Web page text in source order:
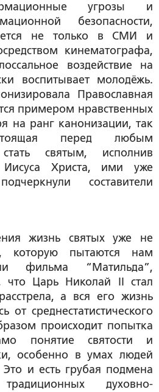
угрозы и
безопасности,
не только в СМИ и
кинематографа,
воздействие на
воспитывает молодёжь.
Православная
примером нравственных
на ранг канонизации, так
перед любым
святым, исполнив
Иисуса Христа, ими уже
составители
жизнь святых уже не
которую пытаются нам
фильма “Матильда”,
что Царь Николай II стал
а вся его жизнь
от среднестатистического
происходит попытка
понятие святости и
особенно в умах людей
и есть грубая подмена
духовно-